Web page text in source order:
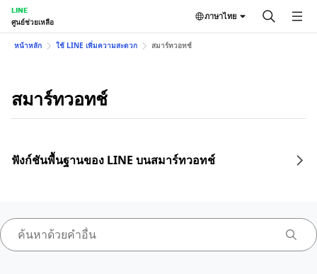
LINE
ศูนย์ช่วยเหลือ
ภาษาไทย
หน้าหลัก ใช้ LINE เพิ่มความสะดวก สมาร์ทวอทช์
สมาร์ทวอทช์
ฟังก์ชันพื้นฐานของ LINE บนสมาร์ทวอทช์